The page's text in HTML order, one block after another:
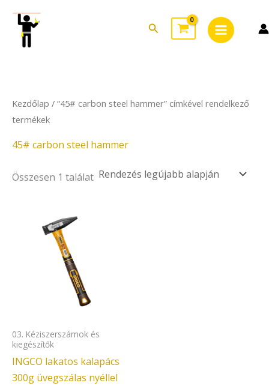
content
Search
Menu
Kezdőlap / “45# carbon steel hammer” címkével rendelkező
termékek
45# carbon steel hammer
Összesen 1 találat
03. Kéziszerszámok és
kiegészítők
INGCO lakatos kalapács
300g üvegszálas nyéllel